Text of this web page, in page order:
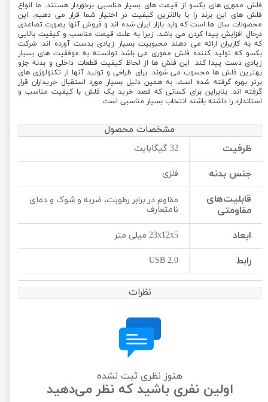
فلش مموری های بکسو از قیمت های بسیار مناسبی برخوردار هستند. ما انواع
فلش های این برند را با بالاترین کیفیت در اختیار شما قرار می دهیم. این
محصولات سال ها است که وارد بازار ایران شده اند و فروش آنها بصورت تصاعدی
درحال افزایش پیدا کردن می باشد. زیرا به علت قیمت مناسب و کیفیت بالایی
که به کاربران ارائه می دهند محبوبیت بسیار زیادی بدست آورده اند. شرکت
بکسو که تولید کننده فلش مموری می باشد توانسته به موفقیت های بسیار
زیادی دست پیدا کند. این فلش ها از لحاظ کیفیت قطعات داخلی و بدنه جزو
بهترین فلش ها محسوب می شوند. برای طراحی و تولید آنها از تکنولوژی های
برتر بهره گرفته شده است. به همین دلیل بسیار مورد استقبال خریداران قرار
گرفته اند. بنابراین برای کسانی که قصد خرید یک فلش با کیفیت مناسب و
استاندارد را داشته باشند انتخاب بسیار مناسبی است.
مشخصات محصول
ظرفیت 32 گیگابایت
جنس بدنه فلزی
قابلیت‌های
مقاومتی
مقاوم در برابر رطوبت، ضربه و شوک و دمای
نامتعارف
ابعاد 23x12x5 میلی متر
رابط USB 2.0
نظرات
هنوز نظری ثبت نشده
اولین نفری باشید که نظر می‌دهید